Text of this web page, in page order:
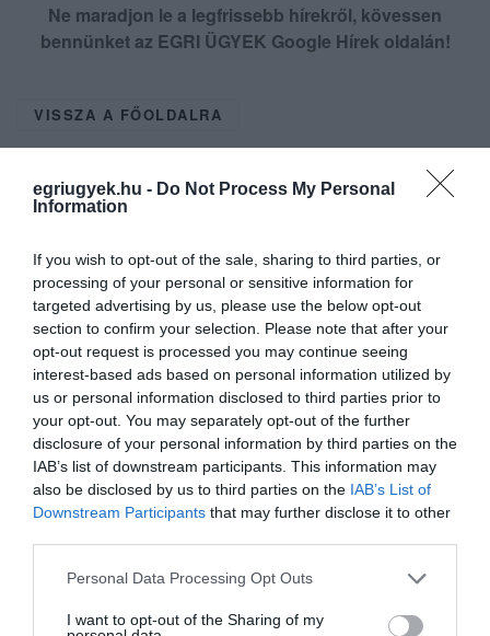
egriugyek.hu - Do Not Process My Personal
Information
If you wish to opt-out of the sale, sharing to third parties, or
processing of your personal or sensitive information for
targeted advertising by us, please use the below opt-out
section to confirm your selection. Please note that after your
opt-out request is processed you may continue seeing
interest-based ads based on personal information utilized by
us or personal information disclosed to third parties prior to
your opt-out. You may separately opt-out of the further
disclosure of your personal information by third parties on the
IAB’s list of downstream participants. This information may
also be disclosed by us to third parties on the IAB’s List of
Downstream Participants that may further disclose it to other
Please note that this website/app uses one or more Google
not limited to your visit or usage behaviour. You may click to
Personal Data Processing Opt Outs
I want to opt-out of the Sharing of my
Ne maradjon le a legfrissebb hírekről, kövessen
bennünket az EGRI ÜGYEK Google Hírek oldalán!
VISSZA A FŐOLDALRA
Legfrissebb híreink
TÖBB MINT EGY HÓNAP IS LEHET, MIRE
TELJESEN ÚJRAINDUL A P...
2026. augusztus 07|Mindenki ügye
TANULJ NÉMETÜL OTTHONRÓL: A
DIGITÁLIS TANULÁS ELŐNYEI